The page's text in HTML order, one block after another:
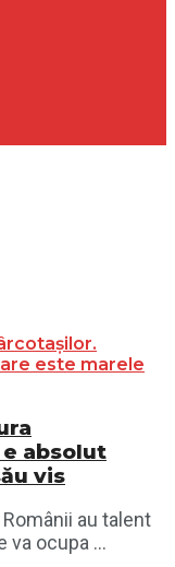
absolut
vis
au talent
va ocupa ...